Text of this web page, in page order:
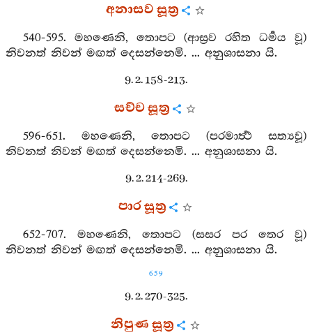
අනාසව සූත්‍ර
540-595. මහණෙනි, තොපට (ආස්‍රව රහිත ධර්‍මය වූ)
නිවනත් නිවන් මඟත් දෙසන්නෙමි. ... අනුශාසනා යි.
9. 2. 158-213.
සච්ච සූත්‍ර
596-651. මහණෙනි, තොපට (පරමාර්‍ත්‍ථ සත්‍යවූ)
නිවනත් නිවන් මඟත් දෙසන්නෙමි. ... අනුශාසනා යි.
9. 2. 214-269.
පාර සූත්‍ර
652-707. මහණෙනි, තොපට (සසර පර තෙර වූ)
නිවනත් නිවන් මඟත් දෙසන්නෙමි. ... අනුශාසනා යි.
659
9. 2. 270-325.
නිපුණ සූත්‍ර